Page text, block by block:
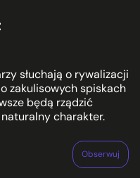
słuchają o rywalizacji
zakulisowych spiskach
będą rządzić
charakter.
Obserwuj